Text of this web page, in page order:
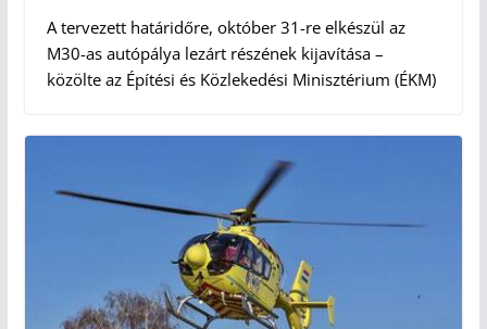
A tervezett határidőre, október 31-re elkészül az
M30-as autópálya lezárt részének kijavítása –
közölte az Építési és Közlekedési Minisztérium (ÉKM)